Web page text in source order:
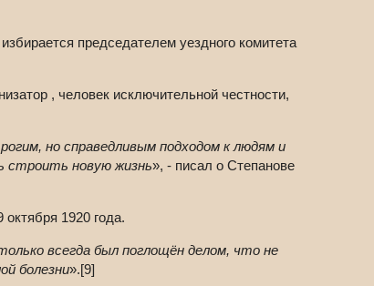
председателем уездного комитета
, человек исключительной честности,
но справедливым подходом к людям и
строить новую жизнь», - писал о Степанове
1920 года.
всегда был поглощён делом, что не
болезни».[9]